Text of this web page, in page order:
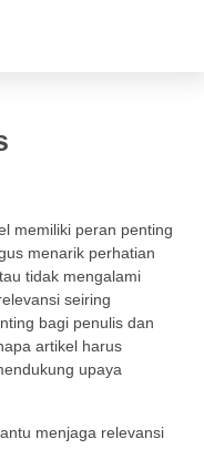
memiliki peran penting
menarik perhatian
tidak mengalami
seiring
bagi penulis dan
artikel harus
upaya
menjaga relevansi